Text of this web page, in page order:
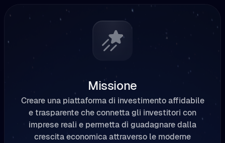
Missione
Creare una piattaforma di investimento affidabile
e trasparente che connetta gli investitori con
imprese reali e permetta di guadagnare dalla
crescita economica attraverso le moderne